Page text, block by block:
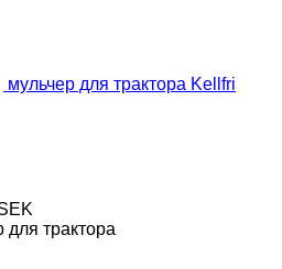
мульчер для трактора Kellfri
для трактора